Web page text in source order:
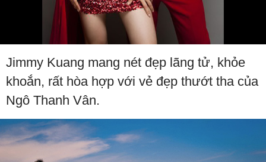
Jimmy Kuang mang nét đẹp lãng tử, khỏe
khoắn, rất hòa hợp với vẻ đẹp thướt tha của
Ngô Thanh Vân.